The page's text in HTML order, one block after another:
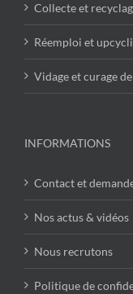
Collecte et
Réemploi et
Vidage et curage
INFORMATIONS
Contact et
Nos actus & vidéos
Nous recrutons
Politique de